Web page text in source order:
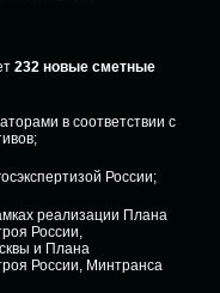
232 новые сметные
в соответствии с
России;
реализации Плана
России,
и Плана
России, Минтранса